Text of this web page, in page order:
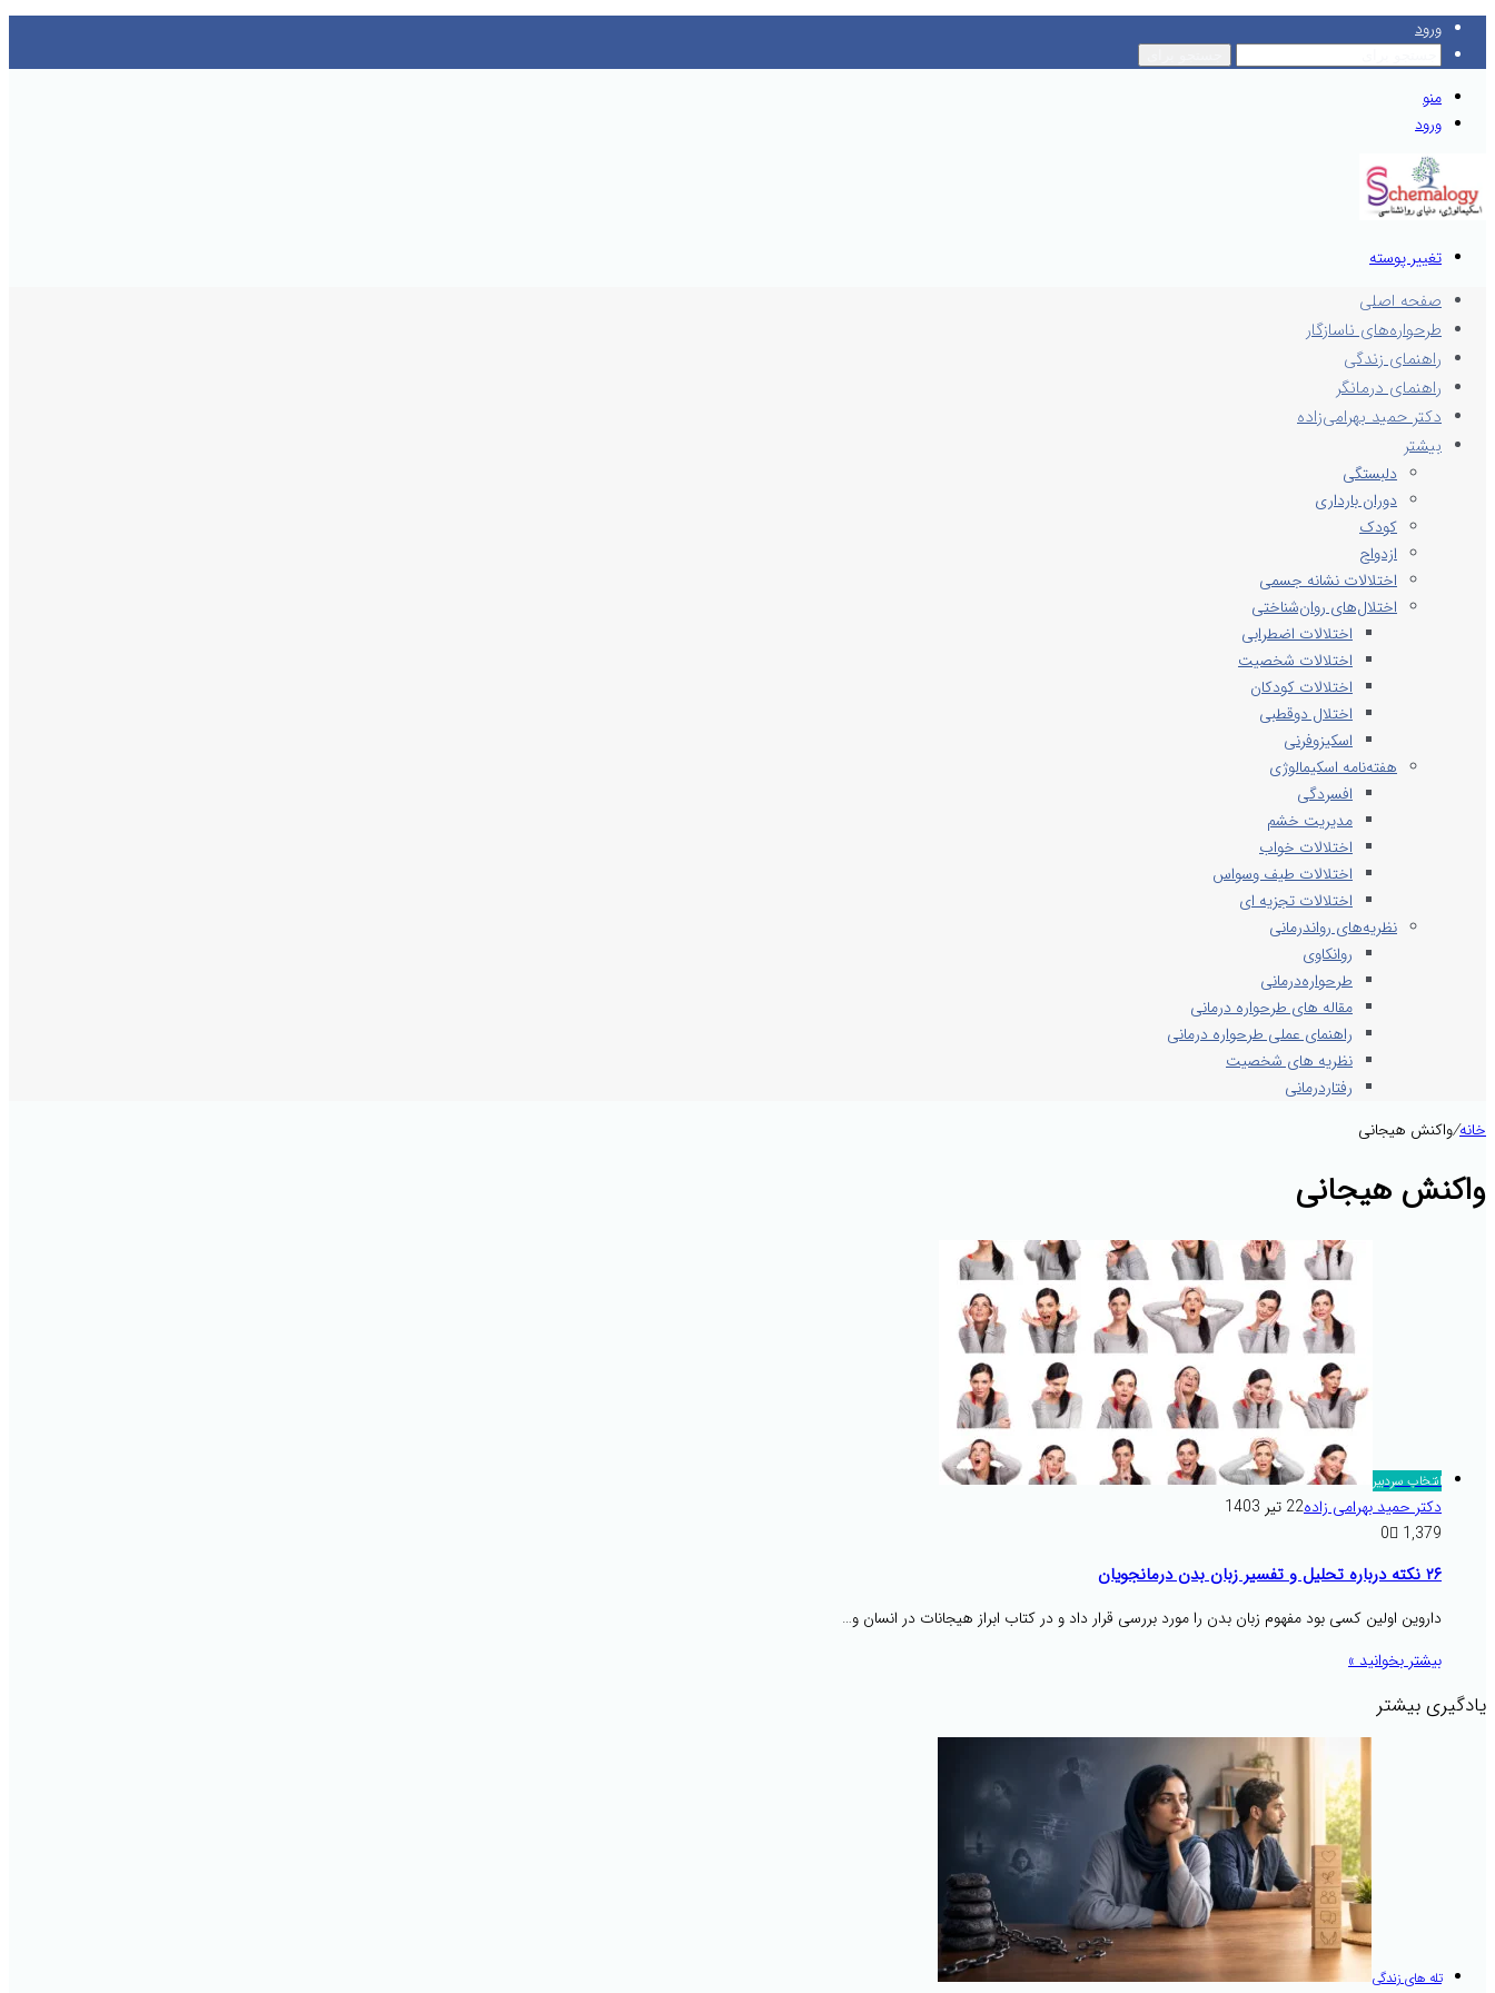
ورود
منو
ورود
تغییر پوسته
صفحه اصلی
طرحواره‌های ناسازگار
راهنمای زندگی
راهنمای درمانگر
دکتر حمید بهرامی‌زاده
بیشتر
دلبستگی
دوران بارداری
کودک
ازدواج
اختلالات نشانه جسمی
اختلال‌های روان‌شناختی
اختلالات اضطرابی
اختلالات شخصیت
اختلالات کودکان
اختلال دوقطبی
اسکیزوفرنی
هفته‌نامه اسکیمالوژی
افسردگی
مدیریت خشم
اختلالات خواب
اختلالات طیف وسواس
اختلالات تجزیه ای
نظریه‌های رواندرمانی
روانکاوی
طرحواره‌درمانی
مقاله های طرحواره درمانی
راهنمای عملی طرحواره درمانی
نظریه های شخصیت
رفتاردرمانی
خانه/واکنش هیجانی
واکنش هیجانی
انتخاب سردبیر
دکتر حمید بهرامی زاده22 تیر 1403
0
1,379
۲۶ نکته درباره تحلیل و تفسیر زبان بدن درمانجویان
داروین اولین کسی بود مفهوم زبان بدن را مورد بررسی قرار داد و در کتاب ابراز هیجانات در انسان و…
بیشتر بخوانید »
یادگیری بیشتر
تله های زندگی